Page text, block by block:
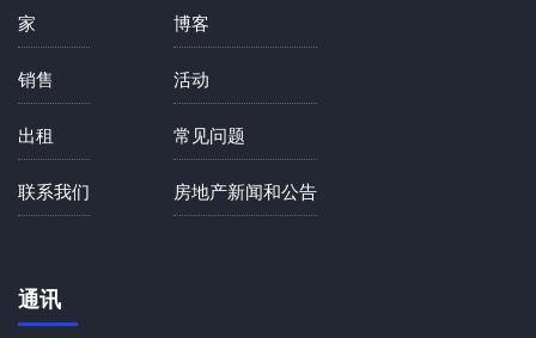
家
销售
出租
联系我们
博客
活动
常见问题
房地产新闻和公告
通讯